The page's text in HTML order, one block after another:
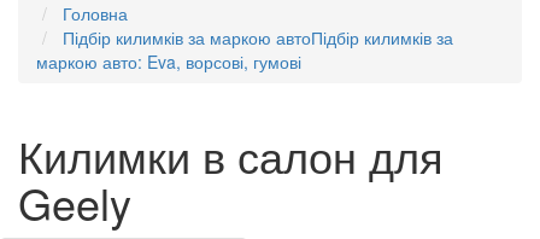
Головна
Підбір килимків за маркою автоПідбір килимків за
маркою авто: Eva, ворсові, гумові
Килимки в салон для
Geely